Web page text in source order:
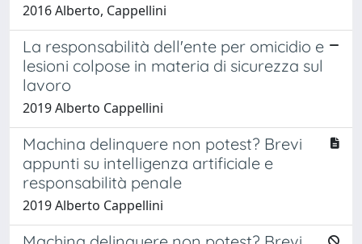
2016 Alberto, Cappellini
La responsabilità dell'ente per omicidio e
lesioni colpose in materia di sicurezza sul
lavoro
2019 Alberto Cappellini
Machina delinquere non potest? Brevi
appunti su intelligenza artificiale e
responsabilità penale
2019 Alberto Cappellini